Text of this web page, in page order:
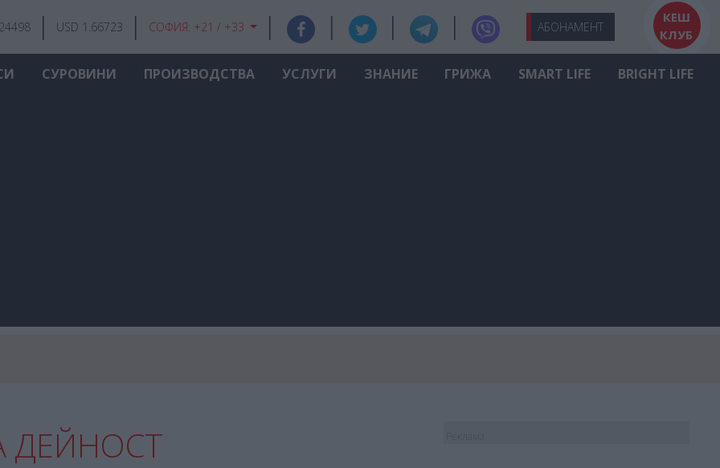
USD 1.66723 СОФИЯ: +21 / +33 АБОНАМЕНТ
КЕШ
КЛУБ
СУРОВИНИ ПРОИЗВОДСТВА УСЛУГИ ЗНАНИЕ ГРИЖА SMART LIFE BRIGHT LIFE
ДЕЙНОСТ